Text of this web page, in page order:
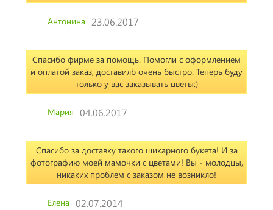
Антонина 23.06.2017
Спасибо фирме за помощь. Помогли с оформлением
и оплатой заказ, доставилb очень быстро. Теперь буду
только у вас заказывать цветы:)
Мария 04.06.2017
Спасибо за доставку такого шикарного букета! И за
фотографию моей мамочки с цветами! Вы - молодцы,
никаких проблем с заказом не возникло!
Елена 02.07.2014